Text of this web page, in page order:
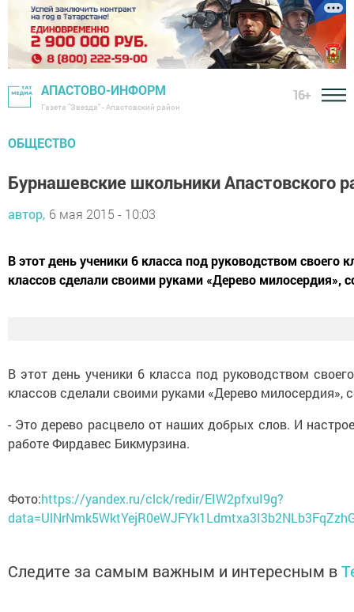
АПАСТОВО-ИНФОРМ
Газета "Звезда" - Апастовский район
16+
ОБЩЕСТВО
Бурнашевские школьники Апастовского
автор, 6 мая 2015 - 10:03
В этот день ученики 6 класса под руководством
классов сделали своими руками «Дерево
В этот день ученики 6 класса под руководством
классов сделали своими руками «Дерево
- Это дерево расцвело от наших добрых слов. И
работе Фирдавес Бикмурзина.
Фото:https://yandex.ru/clck/redir/EIW2pfxuI9g?
Следите за самым важным и интересным в